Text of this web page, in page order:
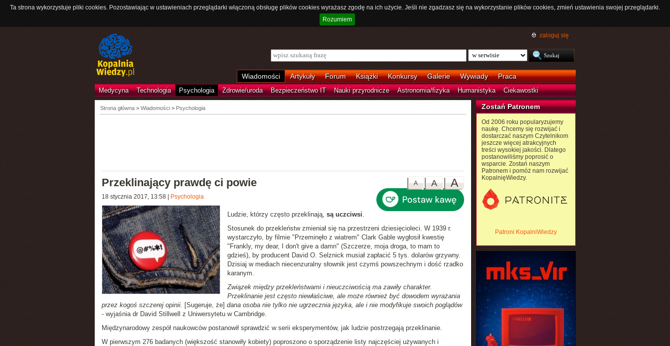
Ta strona wykorzystuje pliki cookies. Pozostawiając w ustawieniach przeglądarki włączoną obsługę plików cookies wyrażasz zgodę na ich użycie. Jeśli nie zgadzasz się na wykorzystanie plików cookies, zmień ustawienia swojej przeglądarki.
Rozumiem
zaloguj się
Wiadomości Artykuły Forum Książki Konkursy Galerie Wywiady Praca
Medycyna Technologia Psychologia Zdrowie/uroda Bezpieczeństwo IT Nauki przyrodnicze Astronomia/fizyka Humanistyka Ciekawostki
Strona główna> Wiadomości > Psychologia
A
A
A
Przeklinający prawdę ci powie
18 stycznia 2017, 13:58| Psychologia
Ludzie, którzy często przeklinają, są uczciwsi.
Stosunek do przekleństw zmieniał się na przestrzeni dziesięcioleci. W 1939 r.
wystarczyło, by filmie "Przeminęło z wiatrem" Clark Gable wygłosił kwestię
"Frankly, my dear, I don't give a damn" (Szczerze, moja droga, to mam to
gdzieś), by producent David O. Selznick musiał zapłacić 5 tys. dolarów grzywny.
Dzisiaj w mediach niecenzuralny słownik jest czymś powszechnym i dość rzadko
karanym.
Związek między przekleństwami i nieuczciwością ma zawiły charakter.
Przeklinanie jest często niewłaściwe, ale może również być dowodem wyrażania
przez kogoś szczerej opinii. [Sugeruje, że] dana osoba nie tylko nie ugrzecznia języka, ale i nie modyfikuje swoich poglądów
- wyjaśnia dr David Stillwell z Uniwersytetu w Cambridge.
Międzynarodowy zespół naukowców postanowił sprawdzić w serii eksperymentów, jak ludzie postrzegają przeklinanie.
W pierwszym 276 badanych (większość stanowiły kobiety) poproszono o sporządzenie listy najczęściej używanych i
Zostań Patronem
Od 2006 roku popularyzujemy
naukę. Chcemy się rozwijać i
dostarczać naszym Czytelnikom
jeszcze więcej atrakcyjnych
treści wysokiej jakości. Dlatego
postanowiliśmy poprosić o
wsparcie. Zostań naszym
Patronem i pomóż nam rozwijać
KopalnięWiedzy.
Patroni KopalniWiedzy